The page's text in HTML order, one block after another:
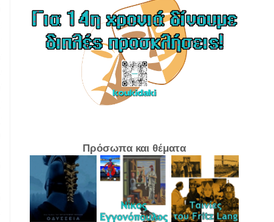
Πρόσωπα και θέματα